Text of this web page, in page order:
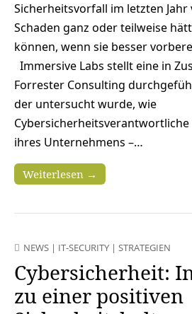
Sicherheitsvorfall im letzten
Schaden ganz oder teilweise
können, wenn sie besser
Immersive Labs stellt eine in
Forrester Consulting
der untersucht wurde, wie
Cybersicherheitsverantwortliche
ihres Unternehmens –…
Weiterlesen →
NEWS | IT-SECURITY | STRATEGIEN
Cybersicherheit:
zu einer positiven